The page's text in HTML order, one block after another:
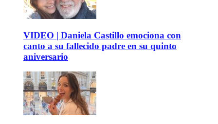
VIDEO | Daniela Castillo emociona con
canto a su fallecido padre en su quinto
aniversario